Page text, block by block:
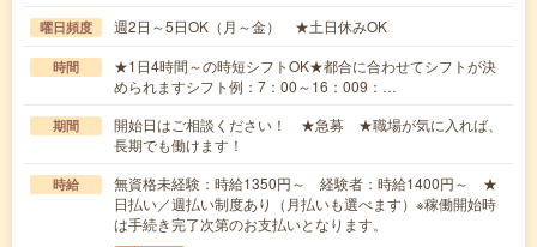
曜日頻度 週2日～5日OK（月～金） ★土日休みOK
時間
★1日4時間～の時短シフトOK★都合に合わせてシフトが決
められますシフト例：7：00～16：009：…
期間
開始日はご相談ください！ ★急募 ★職場が気に入れば、
長期でも働けます！
時給
無資格未経験：時給1350円～ 経験者：時給1400円～ ★
日払い／週払い制度あり（月払いも選べます）※稼働開始時
は手続き完了次第のお支払いとなります。